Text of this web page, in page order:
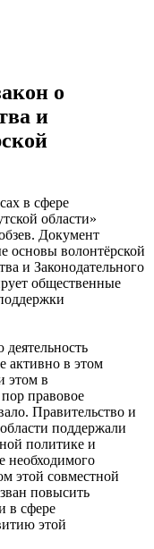
о
и
в сфере
области»
Документ
основы волонтёрской
и Законодательного
общественные
активно в этом
этом в
правовое
Правительство и
поддержали
политике и
необходимого
этой совместной
повысить
в сфере
этой